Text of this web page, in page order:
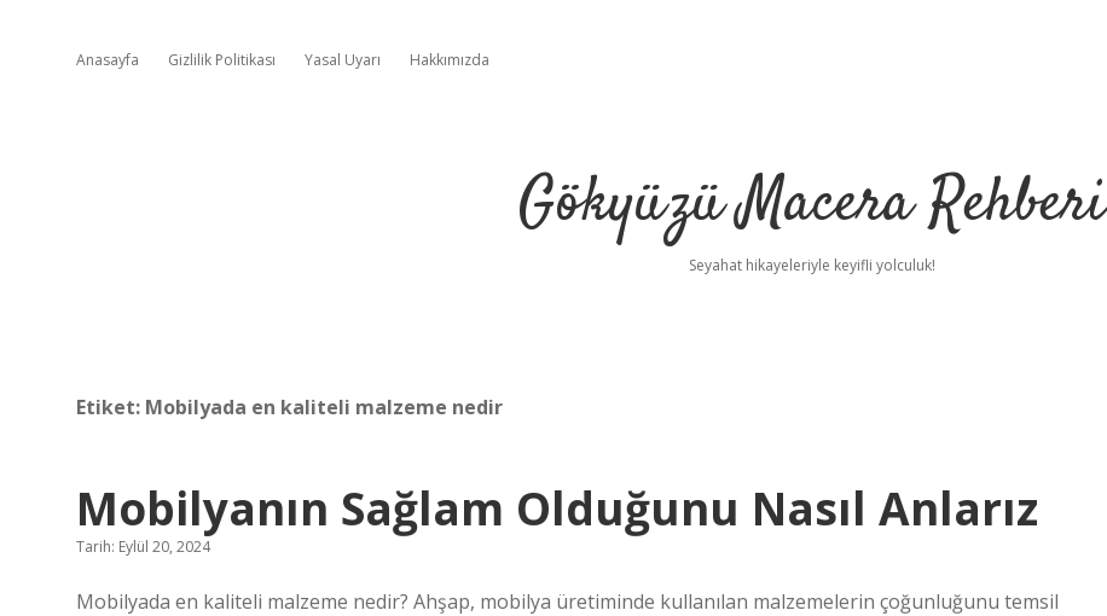
Anasayfa Gizlilik Politikası Yasal Uyarı Hakkımızda
Gökyüzü Macera Rehberi
Seyahat hikayeleriyle keyifli yolculuk!
Etiket: Mobilyada en kaliteli malzeme nedir
Mobilyanın Sağlam Olduğunu Nasıl Anlarız
Tarih: Eylül 20, 2024
Mobilyada en kaliteli malzeme nedir? Ahşap, mobilya üretiminde kullanılan malzemelerin çoğunluğunu temsil